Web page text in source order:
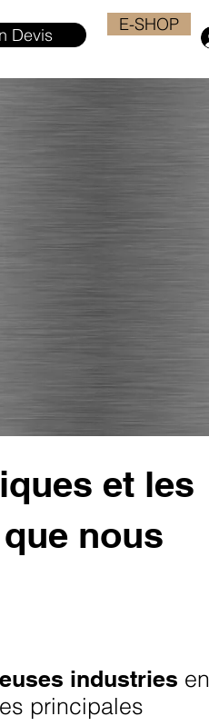
Devis
E-SHOP
et les
nous
industries en
principales